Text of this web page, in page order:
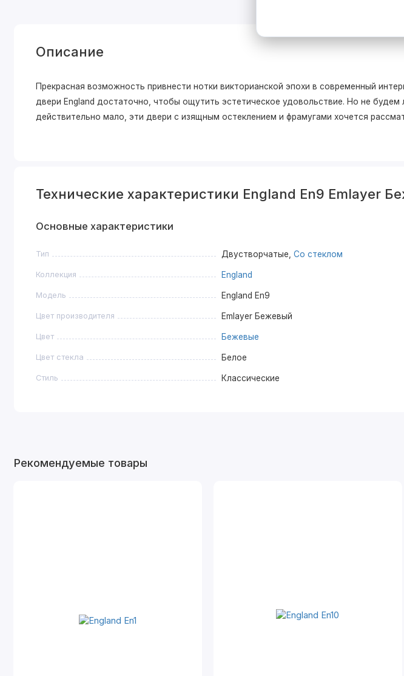
Описание
Прекрасная возможность привнести нотки викторианской эпохи в современный
двери England достаточно, чтобы ощутить эстетическое удовольствие. Но не будем
действительно мало, эти двери с изящным остеклением и фрамугами хочется
Технические характеристики England En9 Emlayer
Основные характеристики
Тип Двустворчатые, Со стеклом
Коллекция England
Модель England En9
Цвет производителя Emlayer Бежевый
Цвет Бежевые
Цвет стекла Белое
Стиль Классические
Рекомендуемые товары